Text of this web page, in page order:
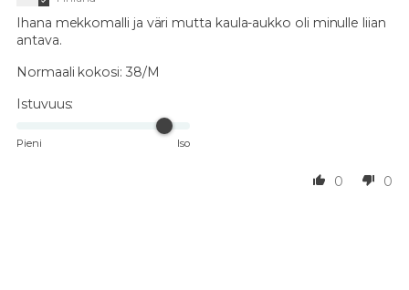
Ihana mekkomalli ja väri mutta kaula-aukko oli minulle liian
antava.
Normaali kokosi: 38/M
Istuvuus:
Pieni Iso
0 0